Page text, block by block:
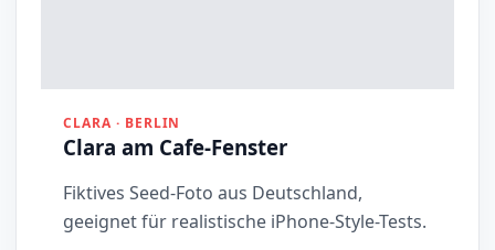
CLARA · BERLIN
Clara am Cafe-Fenster
Fiktives Seed-Foto aus Deutschland,
geeignet für realistische iPhone-Style-Tests.